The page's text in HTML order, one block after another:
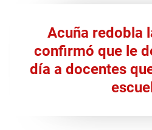
Acuña redobla
confirmó que le
día a docentes